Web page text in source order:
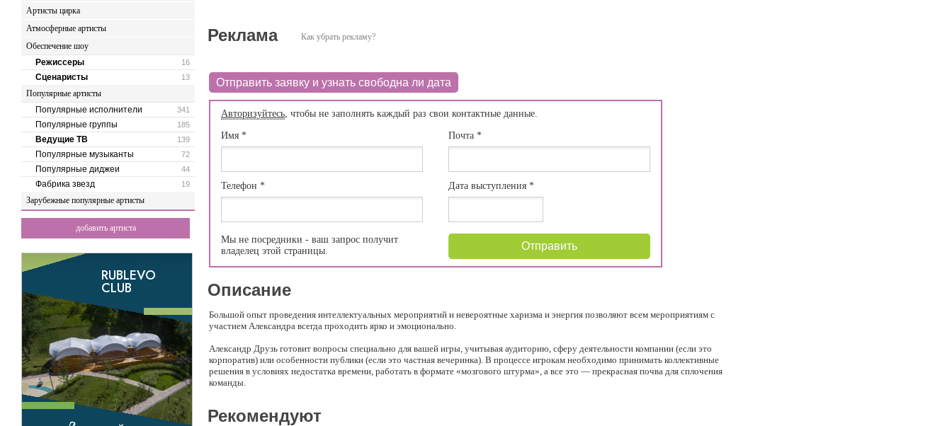
Артисты цирка
Атмосферные артисты
Обеспечение шоу
16
Режиссеры
13
Сценаристы
Популярные артисты
341
Популярные исполнители
185
Популярные группы
139
Ведущие ТВ
72
Популярные музыканты
44
Популярные диджеи
19
Фабрика звезд
Зарубежные популярные артисты
добавить артиста
Как убрать рекламу?
Реклама
Отправить заявку и узнать свободна ли дата
Авторизуйтесь, чтобы не заполнять каждый раз свои контактные данные.
Имя *
Телефон *
Мы не посредники - ваш запрос получит
владелец этой страницы.
Почта*
Дата выступления*
Отправить
Описание
Большой опыт проведения интеллектуальных мероприятий и невероятные харизма и энергия позволяют всем мероприятиям с
участием Александра всегда проходить ярко и эмоционально.
Александр Друзь готовит вопросы специально для вашей игры, учитывая аудиторию, сферу деятельности компании (если это
корпоратив) или особенности публики (если это частная вечеринка). В процессе игрокам необходимо принимать коллективные
решения в условиях недостатка времени, работать в формате «мозгового штурма», а все это — прекрасная почва для сплочения
команды.
Рекомендуют